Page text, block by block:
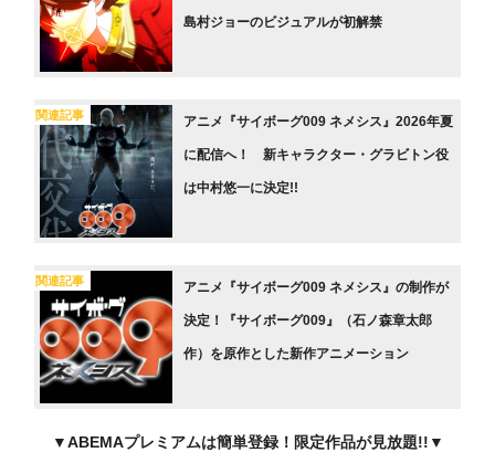
島村ジョーのビジュアルが初解禁
関連記事 アニメ『サイボーグ009 ネメシス』2026年夏
に配信へ！ 新キャラクター・グラビトン役
は中村悠一に決定!!
関連記事 アニメ『サイボーグ009 ネメシス』の制作が
決定！『サイボーグ009』（石ノ森章太郎
作）を原作とした新作アニメーション
▼ABEMAプレミアムは簡単登録！限定作品が見放題!! ▼